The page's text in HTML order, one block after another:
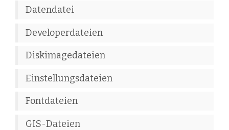
Datendatei
Developerdateien
Diskimagedateien
Einstellungsdateien
Fontdateien
GIS-Dateien